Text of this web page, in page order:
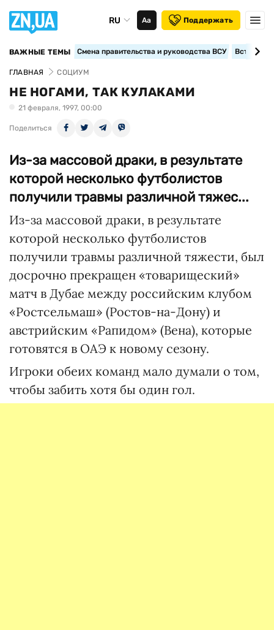
RU Аа Поддержать
ВАЖНЫЕ ТЕМЫ Смена правительства и руководства ВСУ
ГЛАВНАЯ СОЦИУМ
НЕ НОГАМИ, ТАК КУЛАКАМИ
21 февраля, 1997, 00:00
Поделиться
Из-за массовой драки, в результате
которой несколько футболистов
получили травмы различной тяжес...
Из-за массовой драки, в результате
которой несколько футболистов
получили травмы различной тяжести, был
досрочно прекращен «товарищеский»
матч в Дубае между российским клубом
«Ростсельмаш» (Ростов-на-Дону) и
австрийским «Рапидом» (Вена), которые
готовятся в ОАЭ к новому сезону.
Игроки обеих команд мало думали о том,
чтобы забить хотя бы один гол.